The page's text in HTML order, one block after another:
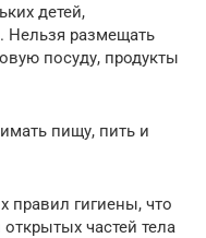
детей,
размещать
посуду, продукты
пищу, пить и
правил гигиены, что
частей тела